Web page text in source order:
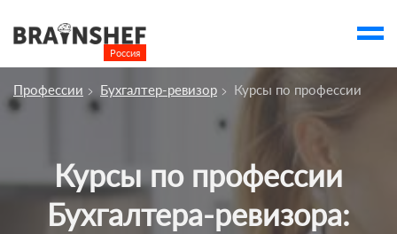
Россия
account_balance Выбор компании
Компании
Профессии
Профессии Бухгалтер-ревизор Курсы по профессии
Курсы по профессии
Бухгалтера-ревизора: